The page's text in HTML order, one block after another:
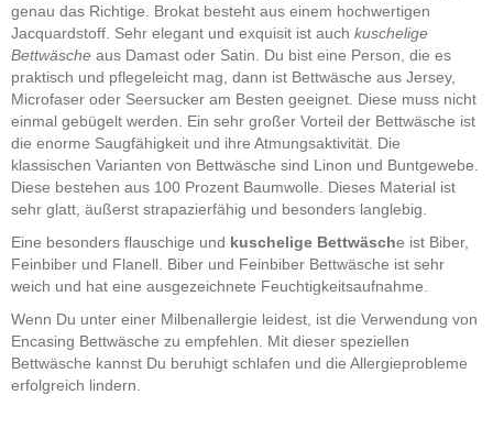
genau das Richtige. Brokat besteht aus einem hochwertigen
Jacquardstoff. Sehr elegant und exquisit ist auch kuschelige
Bettwäsche aus Damast oder Satin. Du bist eine Person, die es
praktisch und pflegeleicht mag, dann ist Bettwäsche aus Jersey,
Microfaser oder Seersucker am Besten geeignet. Diese muss nicht
einmal gebügelt werden. Ein sehr großer Vorteil der Bettwäsche ist
die enorme Saugfähigkeit und ihre Atmungsaktivität. Die
klassischen Varianten von Bettwäsche sind Linon und Buntgewebe.
Diese bestehen aus 100 Prozent Baumwolle. Dieses Material ist
sehr glatt, äußerst strapazierfähig und besonders langlebig.
Eine besonders flauschige und kuschelige Bettwäsche ist Biber,
Feinbiber und Flanell. Biber und Feinbiber Bettwäsche ist sehr
weich und hat eine ausgezeichnete Feuchtigkeitsaufnahme.
Wenn Du unter einer Milbenallergie leidest, ist die Verwendung von
Encasing Bettwäsche zu empfehlen. Mit dieser speziellen
Bettwäsche kannst Du beruhigt schlafen und die Allergieprobleme
erfolgreich lindern.